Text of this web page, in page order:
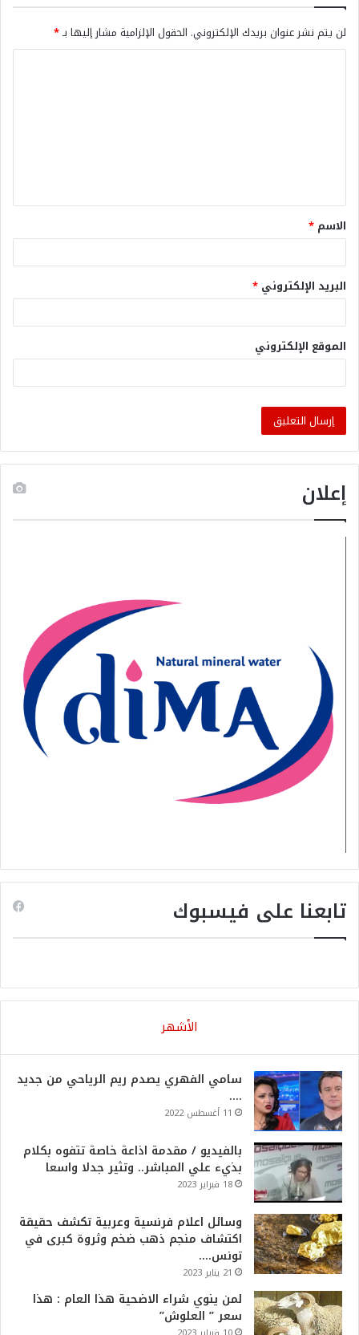
لن يتم نشر عنوان بريدك الإلكتروني. الحقول الإلزامية مشار إليها بـ*
الاسم *
البريد الإلكتروني *
الموقع الإلكتروني
إعلان
تابعنا على فيسبوك
الأشهر
سامي الفهري يصدم ريم الرياحي من جديد
….
11 أغسطس 2022
بالفيديو / مقدمة اذاعة خاصة تتفوه بكلام
بذيء علي المباشر.. وتثير جدلا واسعا
18 فبراير 2023
وسائل اعلام فرنسية وعربية تكشف حقيقة
اكتشاف منجم ذهب ضخم وثروة كبرى في
تونس….
21 يناير 2023
لمن ينوي شراء الاضحية هذا العام : هذا
سعر ” العلوش”